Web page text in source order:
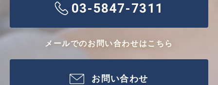
03-5847-7311
メールでのお問い合わせはこちら
お問い合わせ